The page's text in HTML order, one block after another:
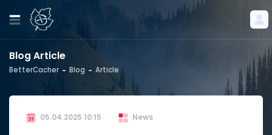
Blog Article
BetterCacher Blog Article
05.04.2025 10:15 News